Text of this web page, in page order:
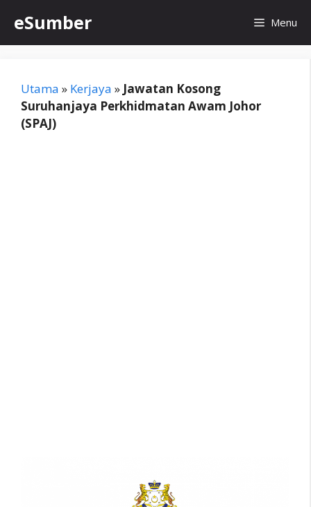
content
eSumber Menu
Utama » Kerjaya » Jawatan Kosong
Suruhanjaya Perkhidmatan Awam Johor
(SPAJ)